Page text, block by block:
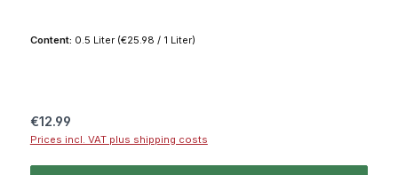
Content: 0.5 Liter (€25.98 / 1 Liter)
Regular price:
€12.99
Prices incl. VAT plus shipping costs